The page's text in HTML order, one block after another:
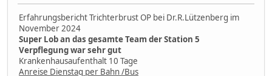
Erfahrungsbericht Trichterbrust OP bei Dr.R.Lützenberg im
November 2024
Super Lob an das gesamte Team der Station 5
Verpflegung war sehr gut
Krankenhausaufenthalt 10 Tage
Anreise Dienstag per Bahn /Bus